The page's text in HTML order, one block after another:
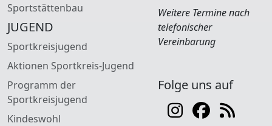
Sportstättenbau
JUGEND
Sportkreisjugend
Aktionen Sportkreis-Jugend
Programm der
Sportkreisjugend
Kindeswohl
Weitere Termine nach
telefonischer
Vereinbarung
Folge uns auf